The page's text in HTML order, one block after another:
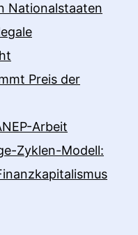
Nationalstaaten
Preis der
Arbeit
Zyklen-Modell: